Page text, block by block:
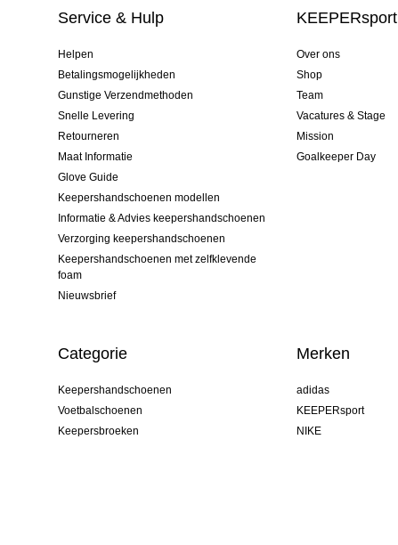
Service & Hulp
Helpen
Betalingsmogelijkheden
Gunstige Verzendmethoden
Snelle Levering
Retourneren
Maat Informatie
Glove Guide
Keepershandschoenen modellen
Informatie & Advies keepershandschoenen
Verzorging keepershandschoenen
Keepershandschoenen met zelfklevende
foam
Nieuwsbrief
KEEPERsport
Over ons
Shop
Team
Vacatures & Stage
Mission
Goalkeeper Day
Categorie
Keepershandschoenen
Voetbalschoenen
Keepersbroeken
Merken
adidas
KEEPERsport
NIKE